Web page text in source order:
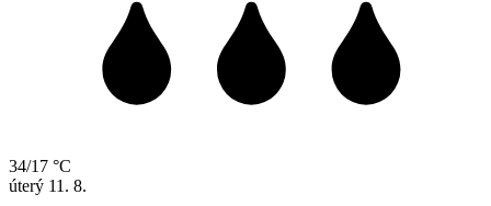
34/17 °C
úterý 11. 8.